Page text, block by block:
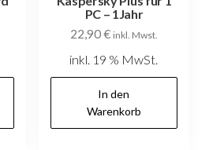
PC – 1Jahr
22,90€ inkl. Mwst.
inkl. 19 % MwSt.
In den
Warenkorb